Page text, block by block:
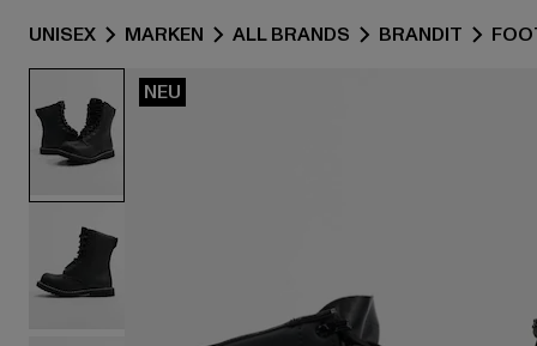
UNISEX MARKEN ALL BRANDS BRANDIT
NEU